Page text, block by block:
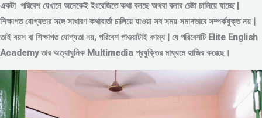
একটা পরিবেশ যেখানে অনেকেই ইংরেজিতে কথা বলছে অথবা বলার চেষ্টা চালিয়ে যাচ্ছে |
শিক্ষাগত যোগ্যতার সঙ্গে সাধারণ কথাবার্তা চালিয়ে যাওয়া সব সময় সমানভাবে সম্পর্কযুক্ত নয় |
তাই বয়স বা শিক্ষাগত যোগ্যতা নয়, পরিবেশ পাওয়াটাই কাম্য | যে পরিবেশটি Elite English
Academy তার অত্যাধুনিক Multimedia প্রযুক্তির মাধ্যমে হাজির করেছে।